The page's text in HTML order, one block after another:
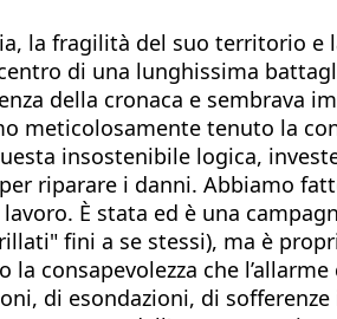
la fragilità del suo territorio
di una lunghissima
della cronaca e
meticolosamente tenuto la
insostenibile logica,
riparare i danni. Abbiamo
È stata ed è una
fini a se stessi), ma è
consapevolezza che
di esondazioni, di